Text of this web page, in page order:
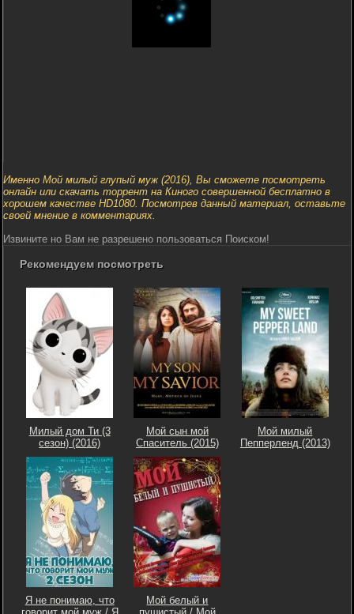
Именно Мой милый глупый муж (2016), Вы сможете посмотреть
онлайн или скачать торрент на Киного совершенной бесплатно в
хорошем качестве HD1080. Посмотрев данный материал, оставьте
своей мнение в комментариях.
Извините но Вам не разрешено пользоваться Поиском!
Рекомендуем посмотреть
Милый дом Ти (3
сезон) (2016)
Мой сын мой
Спаситель (2015)
Мой милый
Пепперленд (2013)
Я не понимаю, что
Мой белый и